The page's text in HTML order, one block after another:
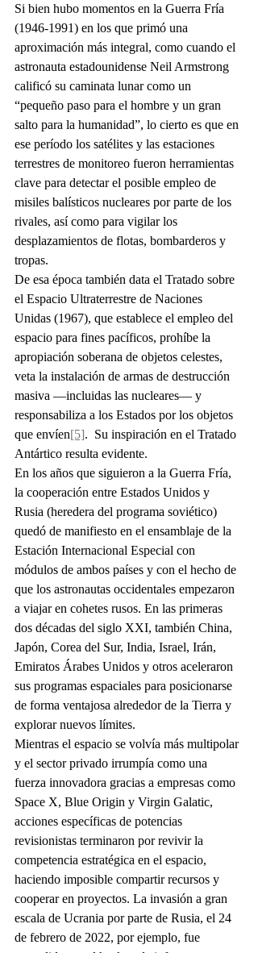
Si bien hubo momentos en la Guerra Fría
(1946-1991) en los que primó una
aproximación más integral, como cuando el
astronauta estadounidense Neil Armstrong
calificó su caminata lunar como un
“pequeño paso para el hombre y un gran
salto para la humanidad”, lo cierto es que en
ese período los satélites y las estaciones
terrestres de monitoreo fueron herramientas
clave para detectar el posible empleo de
misiles balísticos nucleares por parte de los
rivales, así como para vigilar los
desplazamientos de flotas, bombarderos y
tropas.
De esa época también data el Tratado sobre
el Espacio Ultraterrestre de Naciones
Unidas (1967), que establece el empleo del
espacio para fines pacíficos, prohíbe la
apropiación soberana de objetos celestes,
veta la instalación de armas de destrucción
masiva —incluidas las nucleares— y
responsabiliza a los Estados por los objetos
que envíen[5].  Su inspiración en el Tratado
Antártico resulta evidente.
En los años que siguieron a la Guerra Fría,
la cooperación entre Estados Unidos y
Rusia (heredera del programa soviético)
quedó de manifiesto en el ensamblaje de la
Estación Internacional Especial con
módulos de ambos países y con el hecho de
que los astronautas occidentales empezaron
a viajar en cohetes rusos. En las primeras
dos décadas del siglo XXI, también China,
Japón, Corea del Sur, India, Israel, Irán,
Emiratos Árabes Unidos y otros aceleraron
sus programas espaciales para posicionarse
de forma ventajosa alrededor de la Tierra y
explorar nuevos límites.
Mientras el espacio se volvía más multipolar
y el sector privado irrumpía como una
fuerza innovadora gracias a empresas como
Space X, Blue Origin y Virgin Galatic,
acciones específicas de potencias
revisionistas terminaron por revivir la
competencia estratégica en el espacio,
haciendo imposible compartir recursos y
cooperar en proyectos. La invasión a gran
escala de Ucrania por parte de Rusia, el 24
de febrero de 2022, por ejemplo, fue